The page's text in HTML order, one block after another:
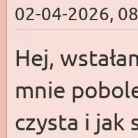
02-04-2026,
Hej,
mnie
czysta i jak